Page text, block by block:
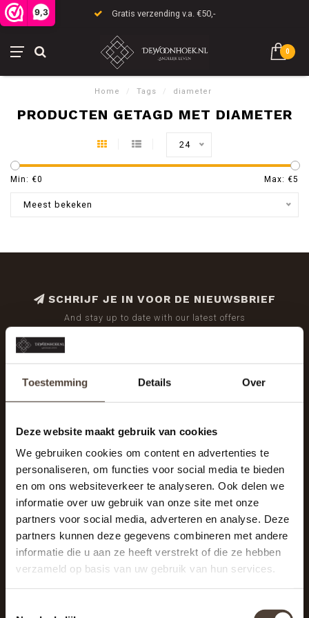
Toestemming Details Over
Deze website maakt gebruik van cookies
We gebruiken cookies om content en advertenties te
personaliseren, om functies voor social media te bieden
en om ons websiteverkeer te analyseren. Ook delen we
informatie over uw gebruik van onze site met onze
partners voor social media, adverteren en analyse. Deze
partners kunnen deze gegevens combineren met andere
informatie die u aan ze heeft verstrekt of die ze hebben
verzameld op basis van uw gebruik van hun services.
9,3 Gratis verzending v.a. €50,-
0
Home / Tags / diameter
PRODUCTEN GETAGD MET DIAMETER
24
Min: €0 Max: €5
Meest bekeken
SCHRIJF JE IN VOOR DE NIEUWSBRIEF
And stay up to date with our latest offers
De Woonhoek - Landelijk leven